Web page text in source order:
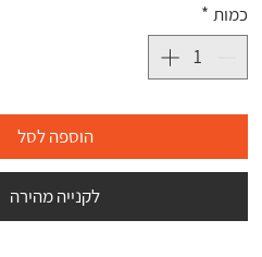
כמות *
הוספה לסל
לקנייה מהירה